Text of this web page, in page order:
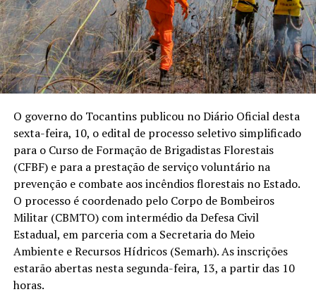
O governo do Tocantins publicou no Diário Oficial desta
sexta-feira, 10, o edital de processo seletivo simplificado
para o Curso de Formação de Brigadistas Florestais
(CFBF) e para a prestação de serviço voluntário na
prevenção e combate aos incêndios florestais no Estado.
O processo é coordenado pelo Corpo de Bombeiros
Militar (CBMTO) com intermédio da Defesa Civil
Estadual, em parceria com a Secretaria do Meio
Ambiente e Recursos Hídricos (Semarh). As inscrições
estarão abertas nesta segunda-feira, 13, a partir das 10
horas.